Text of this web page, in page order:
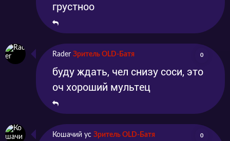
грустноо
Rader Зритель OLD-Батя 0
буду ждать, чел снизу соси, это
оч хороший мультец
Кошачий ус Зритель OLD-Батя 0